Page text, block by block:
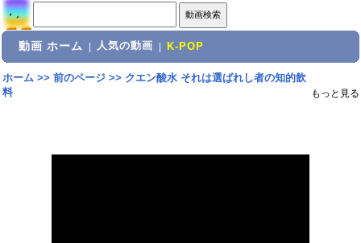
動画 ホーム 人気の動画 K-POP
ホーム>> 前のページ>> クエン酸水 それは選ばれし者の知的飲
料
もっと見る